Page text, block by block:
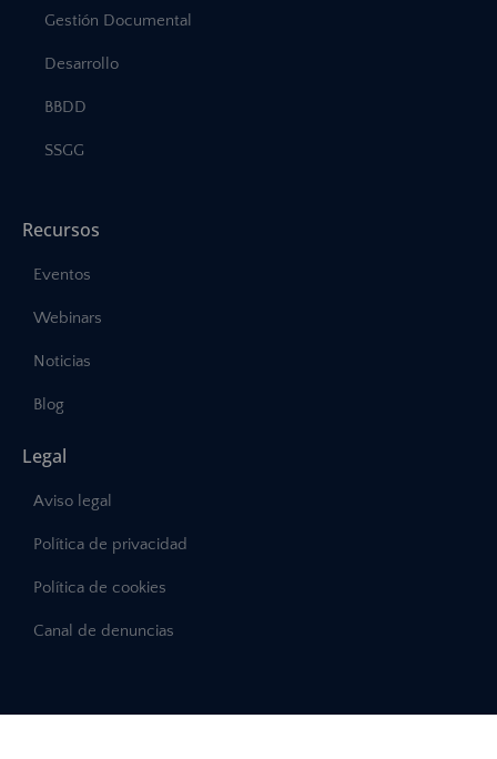
Gestión Documental
Desarrollo
BBDD
SSGG
Recursos
Eventos
Webinars
Noticias
Blog
Legal
Aviso legal
Política de privacidad
Política de cookies
Canal de denuncias